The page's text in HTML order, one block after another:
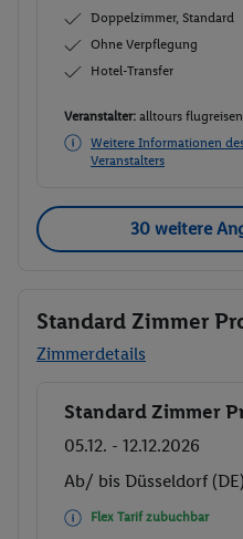
Doppelzimmer, Standard
Ohne Verpflegung
Hotel-Transfer
Veranstalter: alltours
Weitere Informationen
Veranstalters
30 weitere
Standard Zimmer
Zimmerdetails
Buchen
Standard Zimmer
05.12. - 12.12.2026
Ab/ bis Düsseldorf (DE)
Flex Tarif zubuchbar